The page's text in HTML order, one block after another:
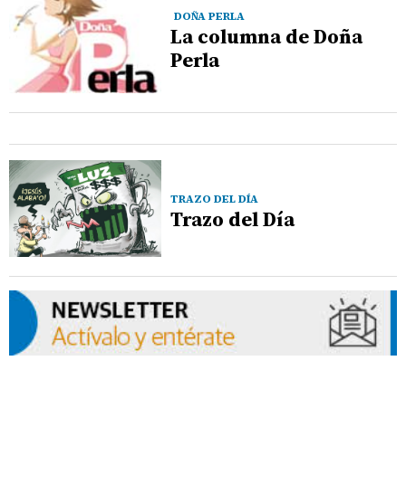
DOÑA PERLA
La columna de Doña
Perla
TRAZO DEL DÍA
Trazo del Día